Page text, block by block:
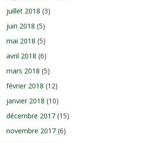
juillet 2018 (3)
juin 2018 (5)
mai 2018 (5)
avril 2018 (6)
mars 2018 (5)
février 2018 (12)
janvier 2018 (10)
décembre 2017 (15)
novembre 2017 (6)